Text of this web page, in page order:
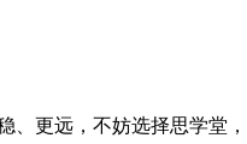
更远，不妨选择思学堂，